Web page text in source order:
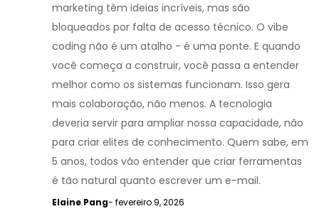
marketing têm ideias incríveis, mas são
bloqueados por falta de acesso técnico. O vibe
coding não é um atalho - é uma ponte. E quando
você começa a construir, você passa a entender
melhor como os sistemas funcionam. Isso gera
mais colaboração, não menos. A tecnologia
deveria servir para ampliar nossa capacidade, não
para criar elites de conhecimento. Quem sabe, em
5 anos, todos vão entender que criar ferramentas
é tão natural quanto escrever um e-mail.
Elaine Pang- fevereiro 9, 2026